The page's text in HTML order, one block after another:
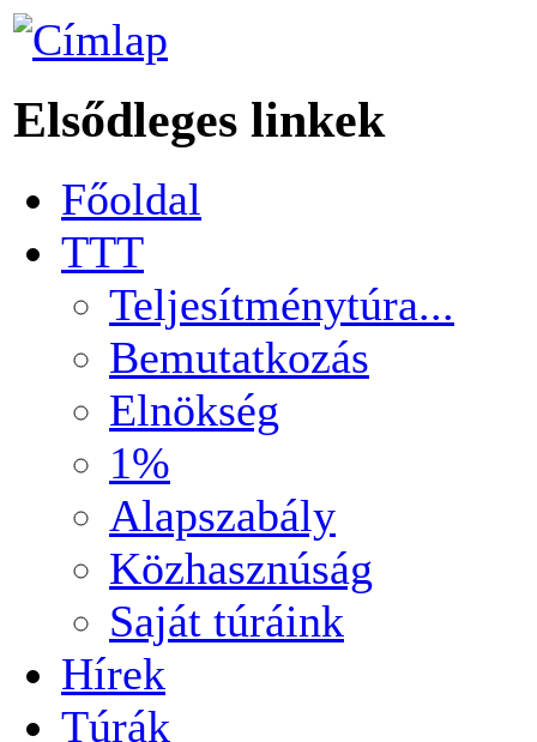
Elsődleges linkek
Főoldal
TTT
Teljesítménytúra...
Bemutatkozás
Elnökség
1%
Alapszabály
Közhasznúság
Saját túráink
Hírek
Túrák